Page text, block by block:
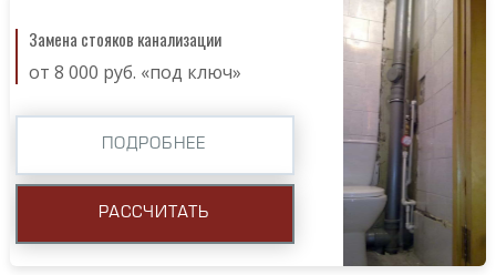
Замена стояков канализации
от 8 000 руб. «под ключ»
ПОДРОБНЕЕ
РАССЧИТАТЬ